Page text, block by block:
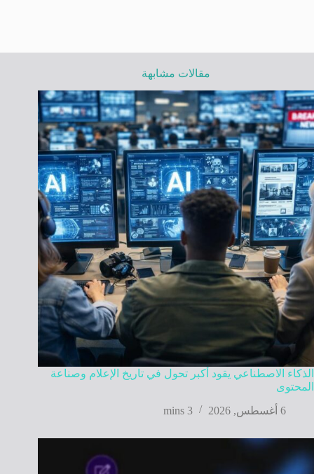
مقالات مشابهة
الذكاء الاصطناعي يقود أكبر تحول في تاريخ الإعلام وصناعة
المحتوى
6 أغسطس, 2026
3 mins